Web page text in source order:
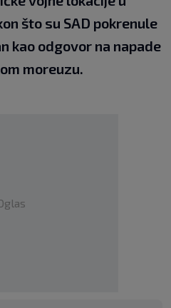
što su SAD pokrenule
kao odgovor na napade
moreuzu.